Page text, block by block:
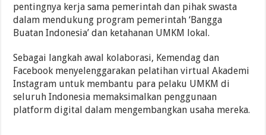
pentingnya kerja sama pemerintah dan pihak swasta
dalam mendukung program pemerintah ‘Bangga
Buatan Indonesia’ dan ketahanan UMKM lokal.
Sebagai langkah awal kolaborasi, Kemendag dan
Facebook menyelenggarakan pelatihan virtual Akademi
Instagram untuk membantu para pelaku UMKM di
seluruh Indonesia memaksimalkan penggunaan
platform digital dalam mengembangkan usaha mereka.